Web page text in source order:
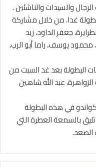
والسيدات والناشئين .
غدا، من خلال مشاركة
جعفر الداود، زيد
يوسف، راما أبو الرب،
البطولة بعد غد السبت من
عبد الله شاهين
في هذه البطولة
بالسمعة العطرة التي
الصعد.